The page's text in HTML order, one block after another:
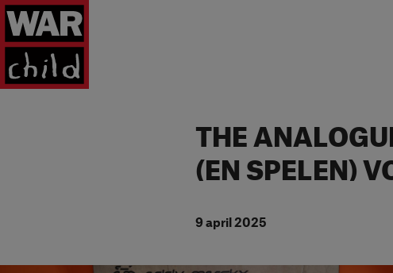
Ga naar homepage
THE
(EN SPELEN)
9 april 2025